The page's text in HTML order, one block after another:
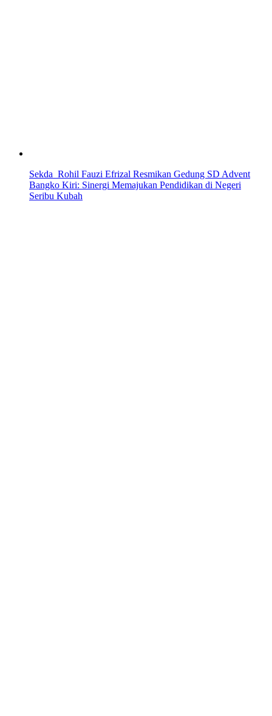
Sekda Rohil Fauzi Efrizal Resmikan Gedung SD Advent
Bangko Kiri: Sinergi Memajukan Pendidikan di Negeri
Seribu Kubah